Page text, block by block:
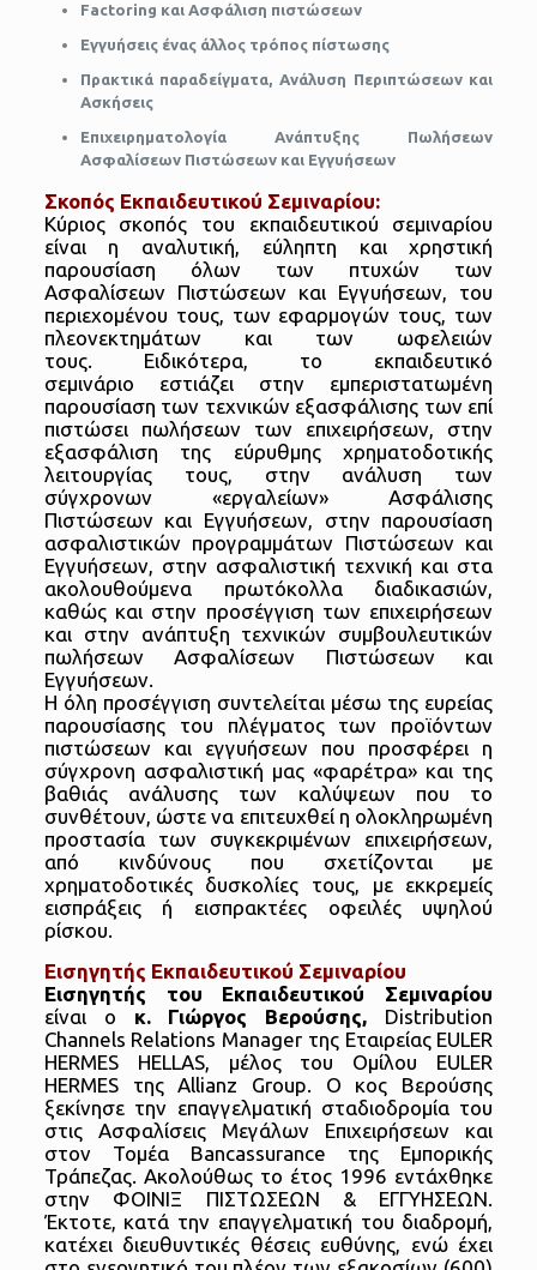
Factoring και Ασφάλιση πιστώσεων
Εγγυήσεις ένας άλλος τρόπος πίστωσης
Πρακτικά παραδείγματα, Ανάλυση Περιπτώσεων και
Ασκήσεις
Επιχειρηματολογία Ανάπτυξης Πωλήσεων
Ασφαλίσεων Πιστώσεων και Εγγυήσεων
Σκοπός Εκπαιδευτικού Σεμιναρίου:
Κύριος σκοπός του εκπαιδευτικού σεμιναρίου
είναι η αναλυτική, εύληπτη και χρηστική
παρουσίαση όλων των πτυχών των
Ασφαλίσεων Πιστώσεων και Εγγυήσεων, του
περιεχομένου τους, των εφαρμογών τους, των
πλεονεκτημάτων και των ωφελειών
τους. Ειδικότερα, το εκπαιδευτικό
σεμινάριο εστιάζει στην εμπεριστατωμένη
παρουσίαση των τεχνικών εξασφάλισης των επί
πιστώσει πωλήσεων των επιχειρήσεων, στην
εξασφάλιση της εύρυθμης χρηματοδοτικής
λειτουργίας τους, στην ανάλυση των
σύγχρονων «εργαλείων» Ασφάλισης
Πιστώσεων και Εγγυήσεων, στην παρουσίαση
ασφαλιστικών προγραμμάτων Πιστώσεων και
Εγγυήσεων, στην ασφαλιστική τεχνική και στα
ακολουθούμενα πρωτόκολλα διαδικασιών,
καθώς και στην προσέγγιση των επιχειρήσεων
και στην ανάπτυξη τεχνικών συμβουλευτικών
πωλήσεων Ασφαλίσεων Πιστώσεων και
Εγγυήσεων.
Η όλη προσέγγιση συντελείται μέσω της ευρείας
παρουσίασης του πλέγματος των προϊόντων
πιστώσεων και εγγυήσεων που προσφέρει η
σύγχρονη ασφαλιστική μας «φαρέτρα» και της
βαθιάς ανάλυσης των καλύψεων που το
συνθέτουν, ώστε να επιτευχθεί η ολοκληρωμένη
προστασία των συγκεκριμένων επιχειρήσεων,
από κινδύνους που σχετίζονται με
χρηματοδοτικές δυσκολίες τους, με εκκρεμείς
εισπράξεις ή εισπρακτέες οφειλές υψηλού
ρίσκου.
Εισηγητής Εκπαιδευτικού Σεμιναρίου
Εισηγητής του Εκπαιδευτικού Σεμιναρίου
είναι ο κ. Γιώργος Βερούσης, Distribution
Channels Relations Manager της Εταιρείας EULER
HERMES HELLAS, μέλος του Ομίλου EULER
HERMES της Allianz Group. Ο κος Βερούσης
ξεκίνησε την επαγγελματική σταδιοδρομία του
στις Ασφαλίσεις Μεγάλων Επιχειρήσεων και
στον Τομέα Bancassurance της Εμπορικής
Τράπεζας. Ακολούθως το έτος 1996 εντάχθηκε
στην ΦΟΙΝΙΞ ΠΙΣΤΩΣΕΩΝ & ΕΓΓΥΗΣΕΩΝ.
Έκτοτε, κατά την επαγγελματική του διαδρομή,
κατέχει διευθυντικές θέσεις ευθύνης, ενώ έχει